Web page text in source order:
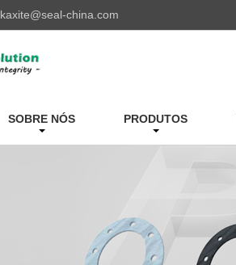
kaxite@seal-china.com
SOBRE NÓS PRODUTOS